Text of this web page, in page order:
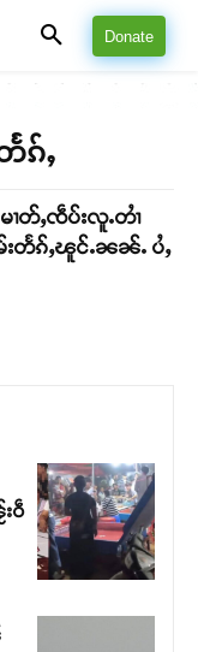
Donate
ၵ်ႇ
ၢတ်ႇၸဵပ်းလူႉတၢႆ
းတႅၵ်ႇၽူင်ႉၼၼ်ႉ ပႆႇ
ဝဵ